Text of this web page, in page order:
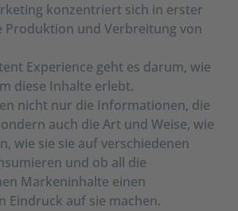
konzentriert sich in erster
Produktion und Verbreitung von
Experience geht es darum, wie
diese Inhalte erlebt.
nicht nur die Informationen, die
auch die Art und Weise, wie
wie sie sie auf verschiedenen
und ob all die
Markeninhalte einen
Eindruck auf sie machen.